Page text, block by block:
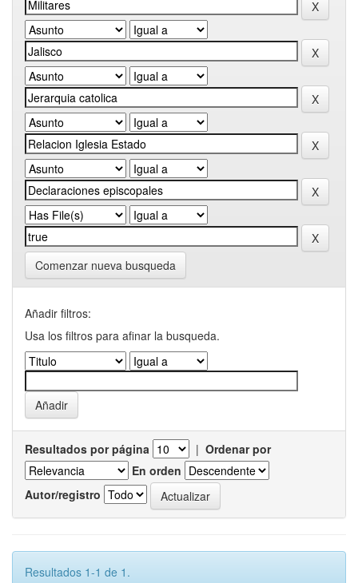
Comenzar nueva busqueda
Añadir filtros:
Usa los filtros para afinar la busqueda.
Resultados por página | Ordenar por
En orden
Autor/registro
Resultados 1-1 de 1.